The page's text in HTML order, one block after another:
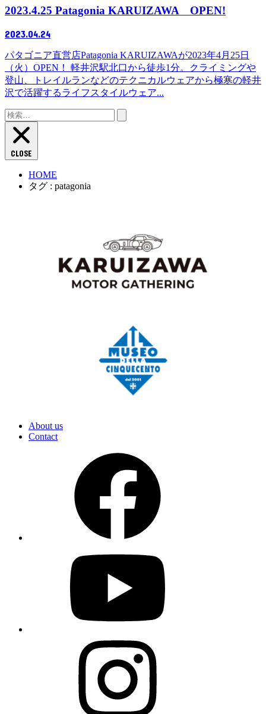
2023.4.25 Patagonia KARUIZAWA OPEN!
2023.04.24
パタゴニア直営店Patagonia KARUIZAWAが2023年4月25日
（火）OPEN！ 軽井沢駅北口から徒歩1分。クライミングや
登山、トレイルランなどのテクニカルウェアから極寒の軽井
沢で活躍するライフスタイルウェア...
検
索:
CLOSE
HOME
タグ : patagonia
About us
Contact